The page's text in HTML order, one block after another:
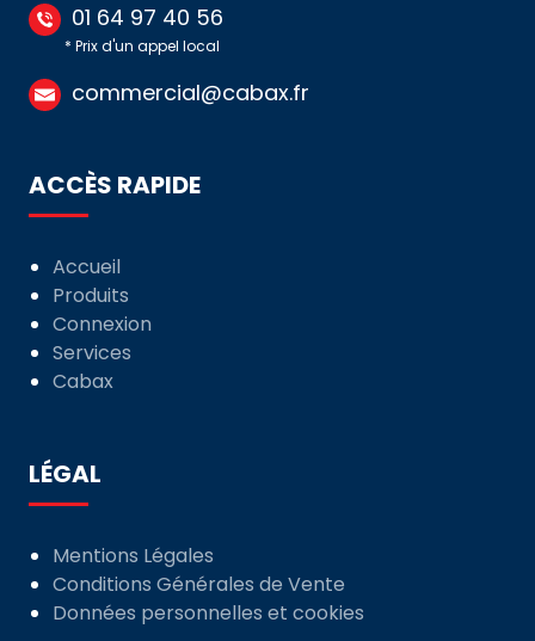
01 64 97 40 56
* Prix d'un appel local
commercial@cabax.fr
ACCÈS RAPIDE
Accueil
Produits
Connexion
Services
Cabax
LÉGAL
Mentions Légales
Conditions Générales de Vente
Données personnelles et cookies